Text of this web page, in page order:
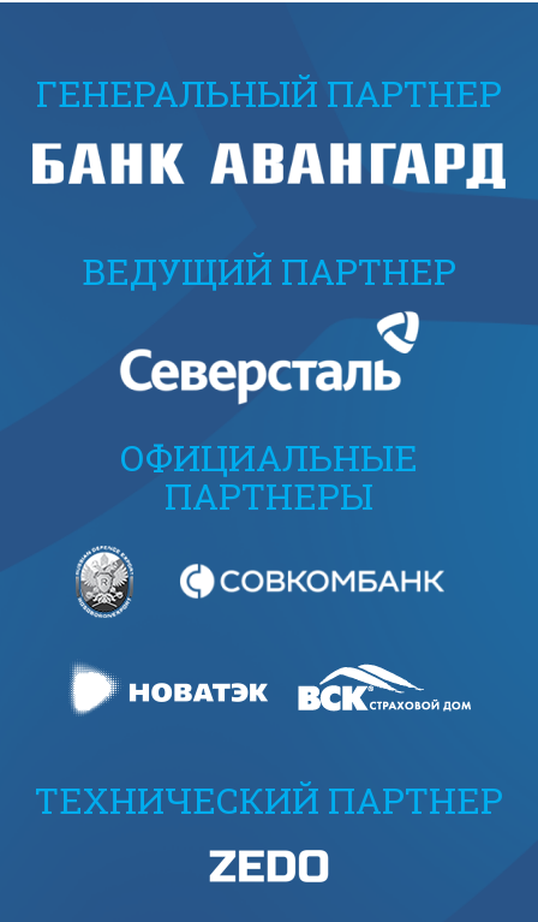
ГЕНЕРАЛЬНЫЙ ПАРТНЕР
ВЕДУЩИЙ ПАРТНЕР
ОФИЦИАЛЬНЫЕ
ПАРТНЕРЫ
ТЕХНИЧЕСКИЙ ПАРТНЕР